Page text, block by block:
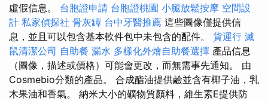
虛假信息。 台胞證申請 台胞證桃園 小腿放鬆按摩 空間設
計 私家偵探社 骨灰罈 台中牙醫推薦 這些圖像僅提供信
息，並且可以包含基本軟件包中未包含的配件。 貨運行 滅
鼠清潔公司 自助餐 漏水 多樣化外燴自助餐選擇 產品信息
（圖像，描述或價格）可能會更改，而無需事先通知。 由
Cosmebio分類的產品。 合成酯油提供鹼並含有椰子油，乳
木果油和香氣。 納米大小的礦物質顏料，維生素E提供防